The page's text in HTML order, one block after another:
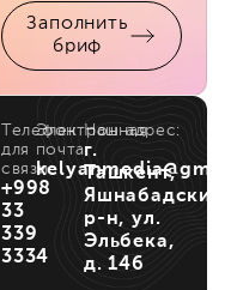
Заполнить
бриф
+998
33
339
3334
Телефон
для
связи:
Электронная
почта:г.
Ташкент,
Яшнабадский
р-н, ул.
Эльбека,
д. 146
Наш адрес: